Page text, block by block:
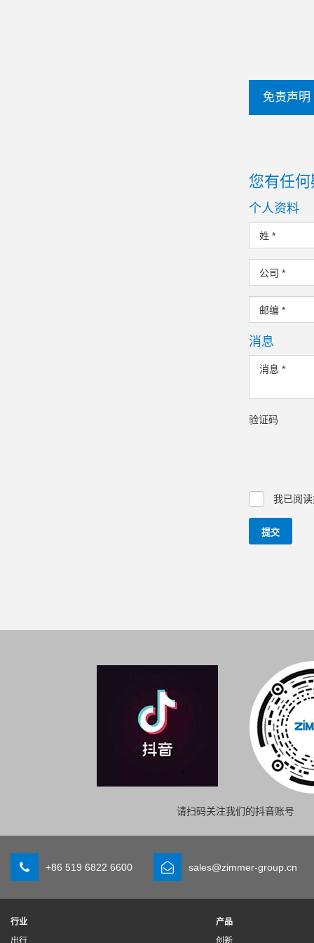
免责声明
您有任
个人资料
姓 *
公司 *
邮编 *
消息
消息 *
验证码
我已阅
提交
请扫码关注我们的抖音账号
+86 519 6822 6600 sales@zimmer-group.cn
行业
出行
产品
创新